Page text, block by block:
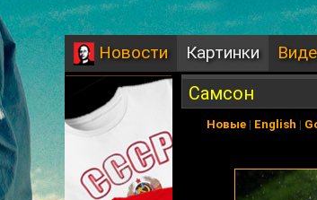
Новости Картинки
Самсон
Новые | English |